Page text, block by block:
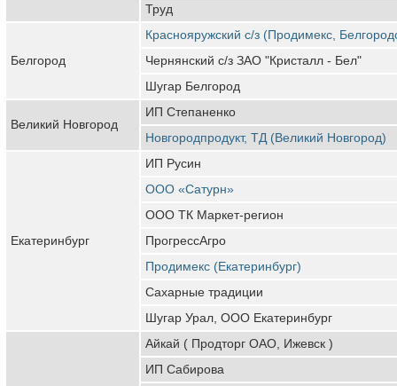
Труд
Белгород
Краснояружский с/з (Продимекс,
Чернянский с/з ЗАО "Кристалл - Бел"
Шугар Белгород
Великий Новгород
ИП Степаненко
Новгородпродукт, ТД (Великий Новгород)
Екатеринбург
ИП Русин
ООО «Сатурн»
ООО ТК Маркет-регион
ПрогрессАгро
Продимекс (Екатеринбург)
Сахарные традиции
Шугар Урал, ООО Екатеринбург
Айкай ( Продторг ОАО, Ижевск )
ИП Сабирова